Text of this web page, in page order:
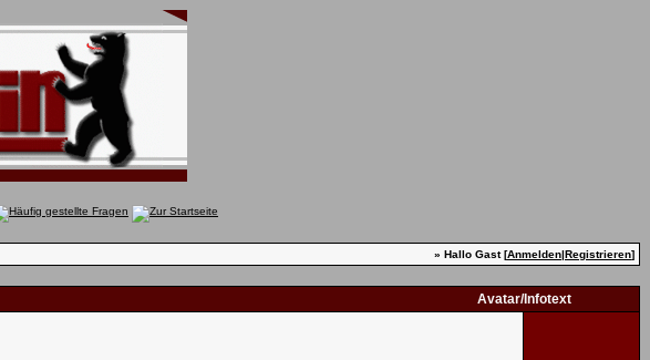
» Hallo Gast [Anmelden|Registrieren]
Avatar/Infotext